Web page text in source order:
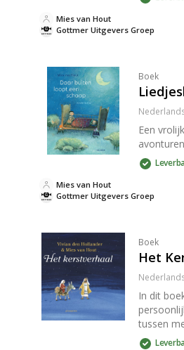
Gottmer Uitgevers Groep
Mies van Hout
Boek
Een
Gottmer Uitgevers Groep
Mies van Hout
Boek
Het
In dit
tussen